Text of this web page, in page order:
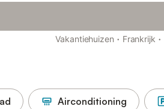
Vakantiehuizen · Frankrijk ·
Airconditioning